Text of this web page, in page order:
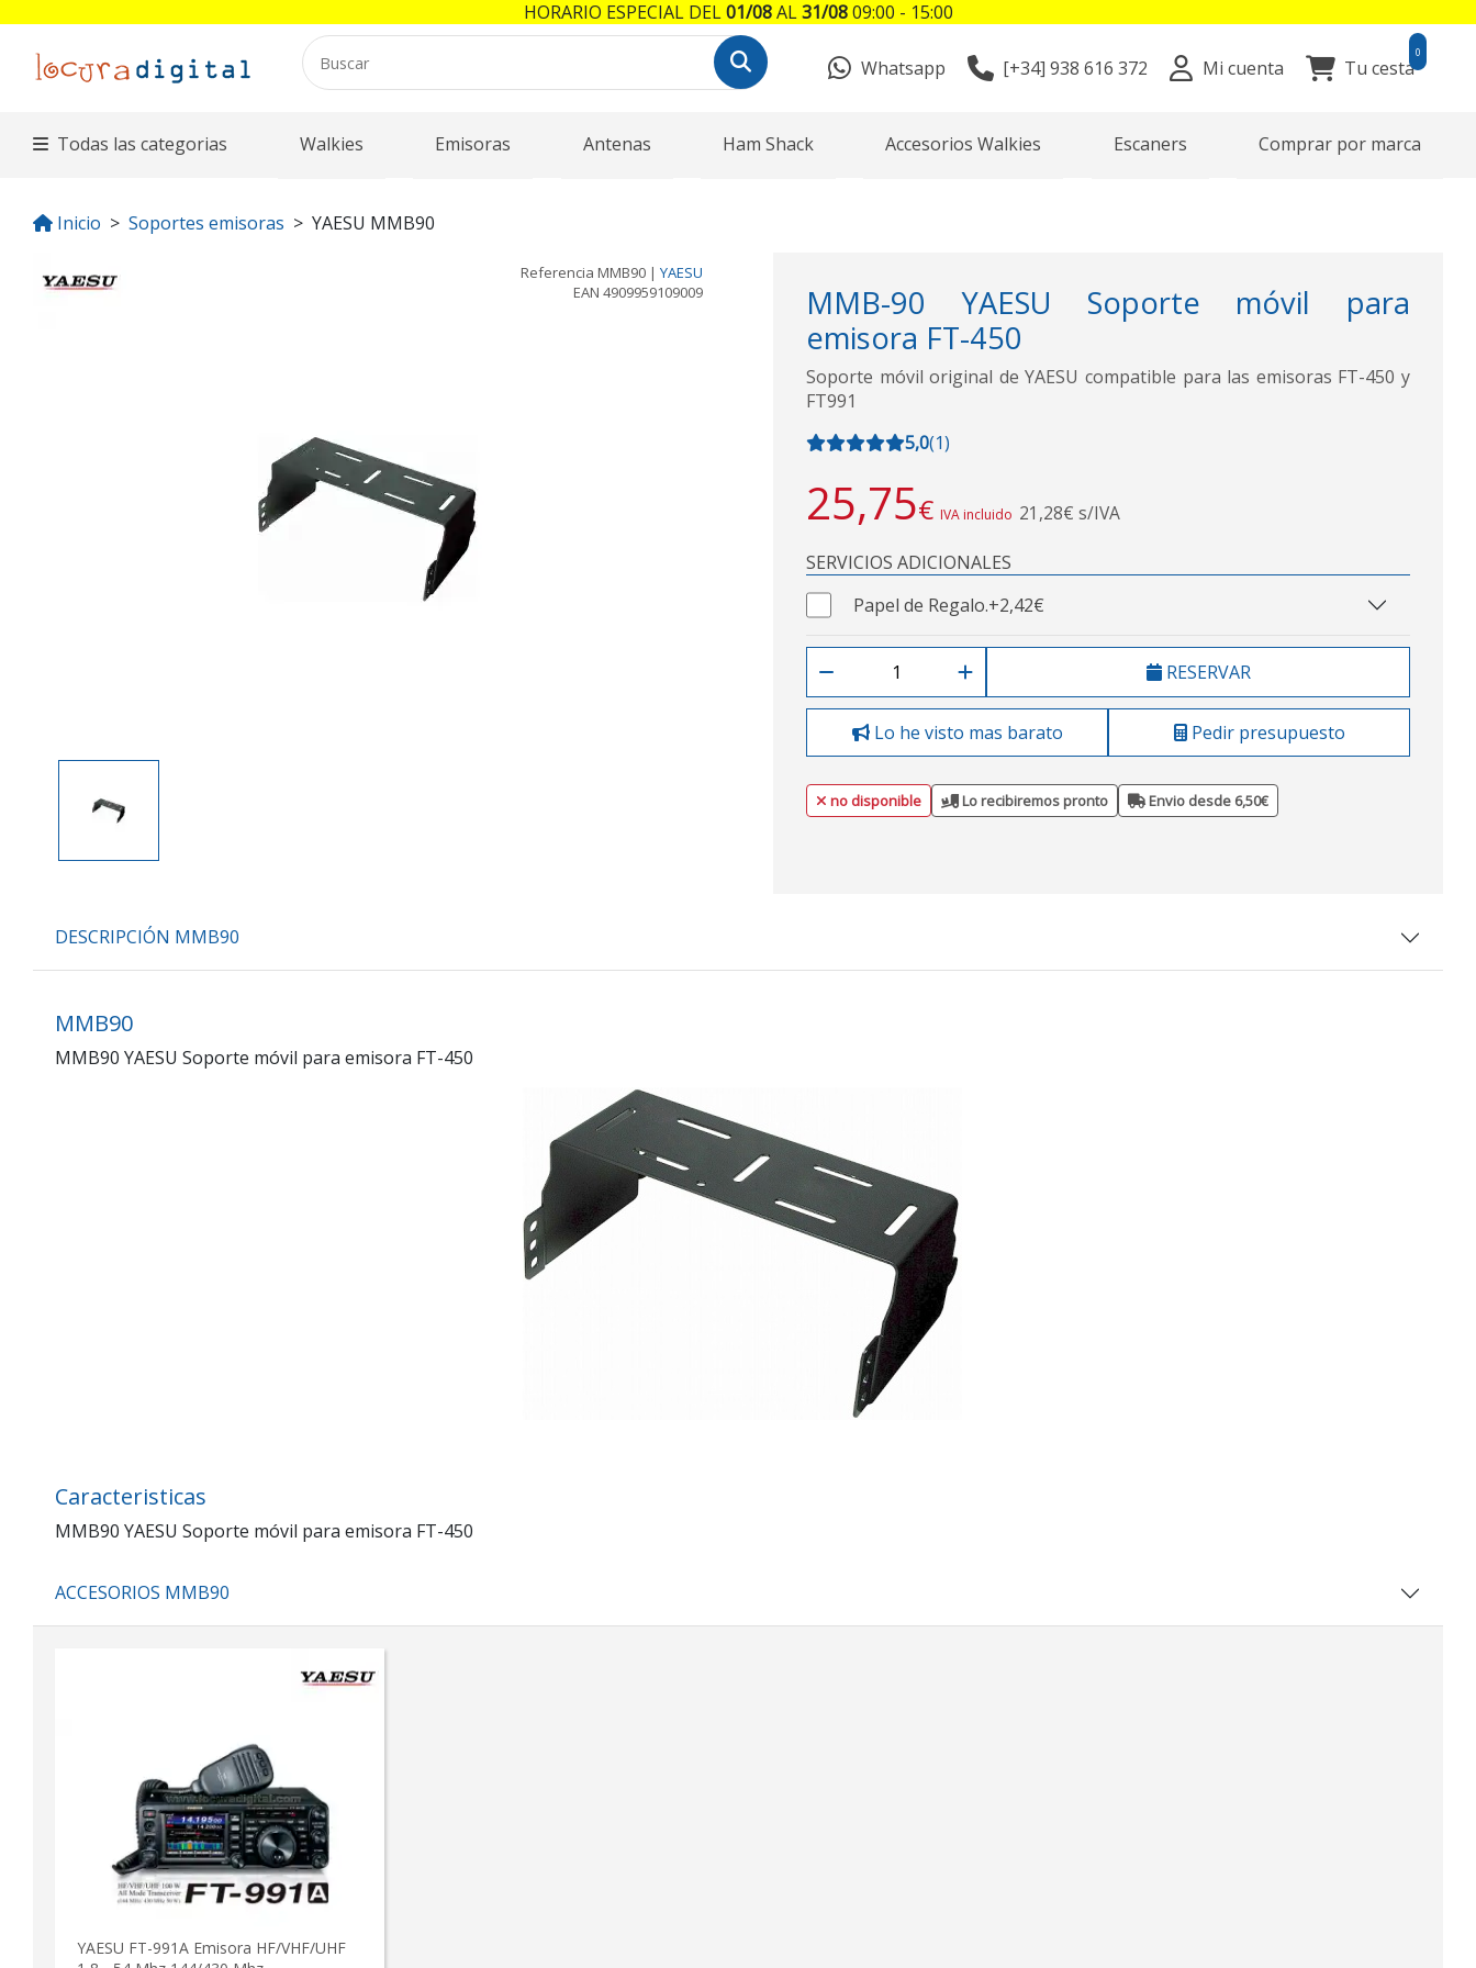
Whatsapp [+34] 938 616 372 Mi cuenta Tu cesta
0
Todas las categorias Walkies Emisoras Antenas Ham Shack Accesorios Walkies Escaners Comprar por marca
Inicio Soportes emisoras YAESU MMB90
Referencia MMB90 | YAESU
EAN 4909959109009
MMB-90 YAESU Soporte móvil para
emisora FT-450
Soporte móvil original de YAESU compatible para las emisoras FT-450 y
FT991
5,0(1)
25,75€ IVA incluido 21,28€ s/IVA
SERVICIOS ADICIONALES
Papel de Regalo.+2,42€
RESERVAR
Lo he visto mas barato Pedir presupuesto
no disponible Lo recibiremos pronto Envio desde 6,50€
DESCRIPCIÓN MMB90
MMB90
MMB90 YAESU Soporte móvil para emisora FT-450
Caracteristicas
MMB90 YAESU Soporte móvil para emisora FT-450
ACCESORIOS MMB90
YAESU FT-991A Emisora HF/VHF/UHF
HORARIO ESPECIAL DEL01/08AL31/0809:00 - 15:00